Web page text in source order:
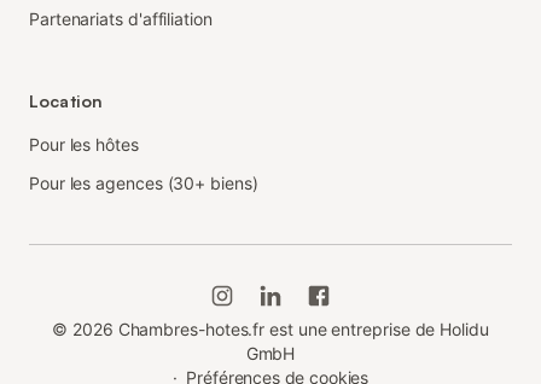
Partenariats d'affiliation
Location
Pour les hôtes
Pour les agences (30+ biens)
© 2026 Chambres-hotes.fr est une entreprise de Holidu
GmbH
· Préférences de cookies